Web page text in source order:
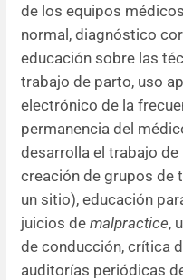
de los equipos
normal, diagnóstico
educación sobre las
trabajo de parto, uso
electrónico de la
permanencia del
desarrolla el trabajo
creación de grupos de
un sitio), educación
juicios de malpractice,
de conducción, crítica
auditorías periódicas